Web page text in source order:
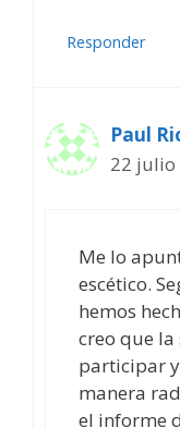
Responder
Paul
22 julio
Me lo
escético.
hemos
creo que la
participar
manera
el informe